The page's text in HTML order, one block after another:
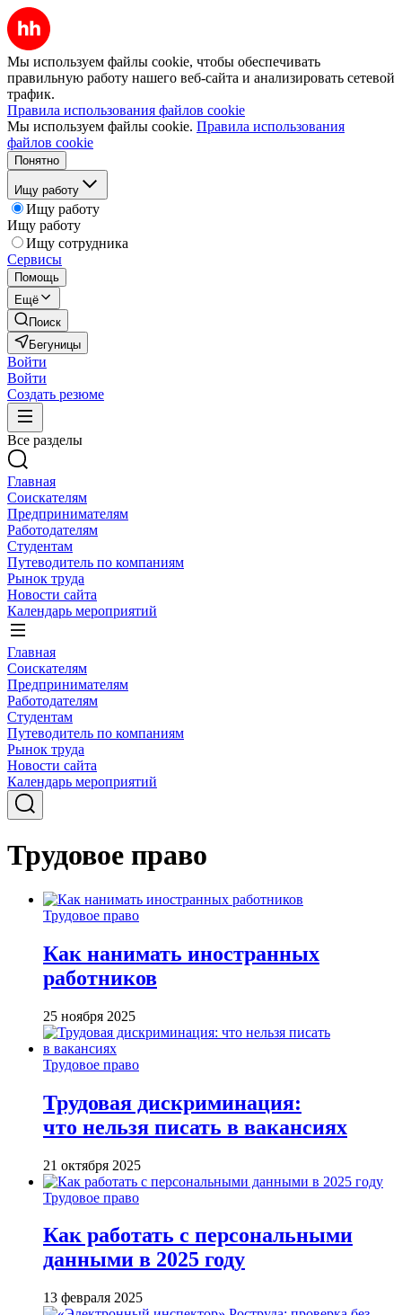
Мы используем файлы cookie, чтобы обеспечивать
правильную работу нашего веб-сайта и анализировать сетевой
трафик.
Правила использования файлов cookie
Мы используем файлы cookie. Правила использования
файлов cookie
Понятно
Ищу работу
Ищу работу
Ищу работу
Ищу сотрудника
Сервисы
Помощь
Ещё
Поиск
Бегуницы
Войти
Войти
Создать резюме
Все разделы
Главная
Соискателям
Предпринимателям
Работодателям
Студентам
Путеводитель по компаниям
Рынок труда
Новости сайта
Календарь мероприятий
Главная
Соискателям
Предпринимателям
Работодателям
Студентам
Путеводитель по компаниям
Рынок труда
Новости сайта
Календарь мероприятий
Трудовое право
Трудовое право
Как нанимать иностранных
работников
25 ноября 2025
Трудовое право
Трудовая дискриминация:
что нельзя писать в вакансиях
21 октября 2025
Трудовое право
Как работать с персональными
данными в 2025 году
13 февраля 2025